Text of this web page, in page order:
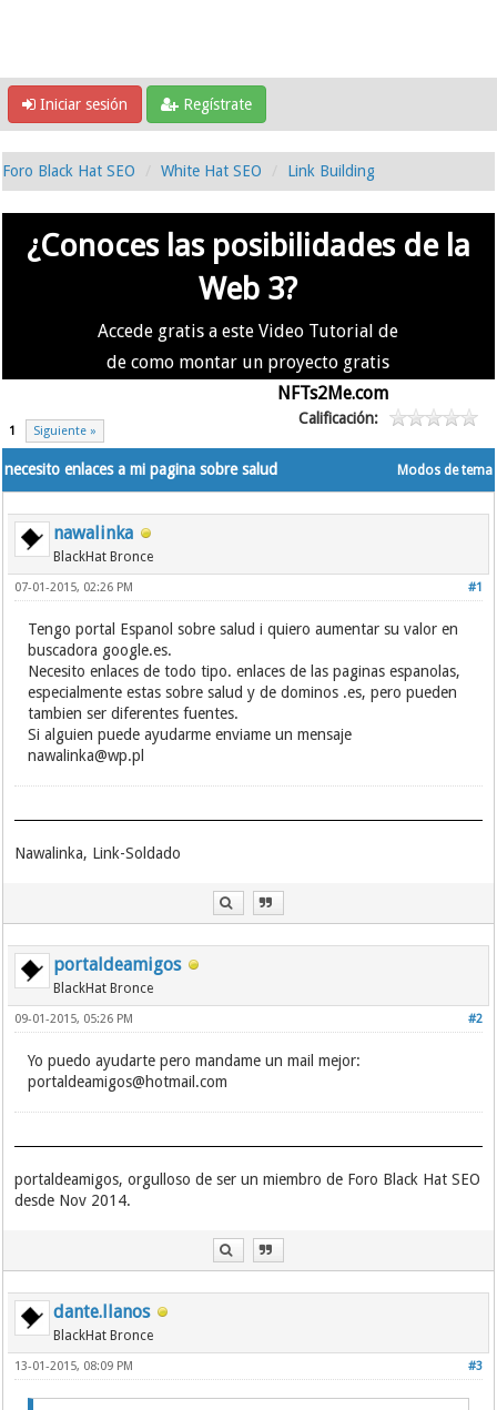
Iniciar sesión Regístrate
Foro Black Hat SEO White Hat SEO Link Building
¿Conoces las posibilidades de la
Web 3?
Accede gratis a este Video Tutorial de
de como montar un proyecto gratis
NFTs2Me.com
1 Siguiente »
Calificación:
Modos de tema
necesito enlaces a mi pagina sobre salud
nawalinka
BlackHat Bronce
#1
07-01-2015, 02:26 PM
Tengo portal Espanol sobre salud i quiero aumentar su valor en
buscadora google.es.
Necesito enlaces de todo tipo. enlaces de las paginas espanolas,
especialmente estas sobre salud y de dominos .es, pero pueden
tambien ser diferentes fuentes.
Si alguien puede ayudarme enviame un mensaje
nawalinka@wp.pl
Nawalinka, Link-Soldado
portaldeamigos
BlackHat Bronce
#2
09-01-2015, 05:26 PM
Yo puedo ayudarte pero mandame un mail mejor:
portaldeamigos@hotmail.com
portaldeamigos, orgulloso de ser un miembro de Foro Black Hat SEO
desde Nov 2014.
dante.llanos
BlackHat Bronce
#3
13-01-2015, 08:09 PM